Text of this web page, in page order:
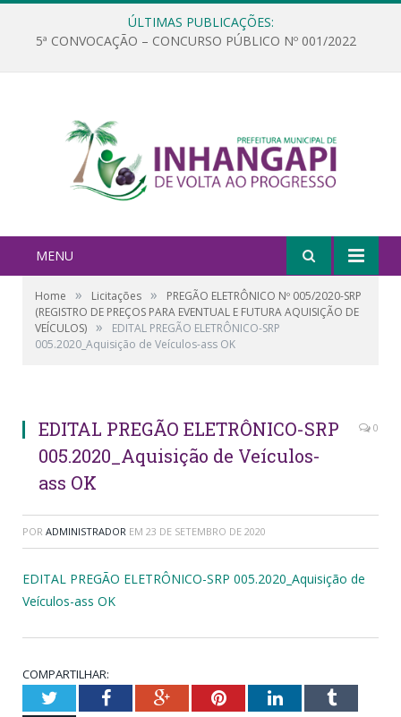
ÚLTIMAS PUBLICAÇÕES:
5ª CONVOCAÇÃO – CONCURSO PÚBLICO Nº 001/2022
MENU
Home » Licitações »
PREGÃO ELETRÔNICO Nº 005/2020-SRP
(REGISTRO DE PREÇOS PARA EVENTUAL E FUTURA AQUISIÇÃO DE
VEÍCULOS) »
EDITAL PREGÃO ELETRÔNICO-SRP
005.2020_Aquisição de Veículos-ass OK
EDITAL PREGÃO ELETRÔNICO-SRP
005.2020_Aquisição de Veículos-
ass OK
0
POR ADMINISTRADOR EM 23 DE SETEMBRO DE 2020
EDITAL PREGÃO ELETRÔNICO-SRP 005.2020_Aquisição de
Veículos-ass OK
COMPARTILHAR:
TwitterFacebookGoogle+PinterestLinkedInTumblr